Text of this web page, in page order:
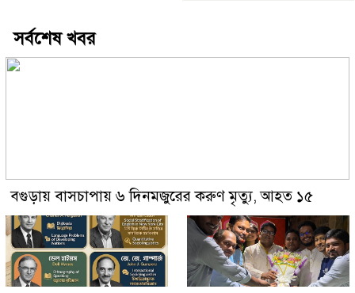
সর্বশেষ খবর
বগুড়ায় বাসচাপায় ৬ দিনমজুরের করুণ মৃত্যু, আহত ১৫